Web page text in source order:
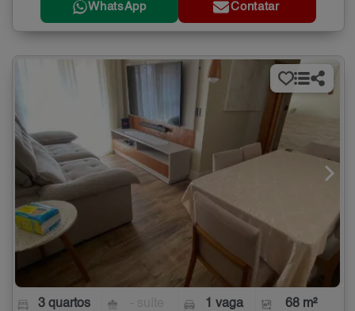
WhatsApp Contatar
3 quartos 1 vaga 68 m²